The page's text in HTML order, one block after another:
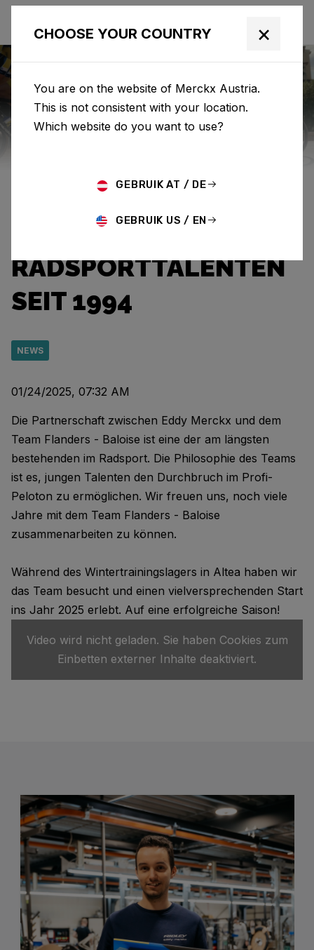
Category: News
FLANDERS BALOISE:
FÖRDERUNG VON
RADSPORTTALENTEN
SEIT 1994
NEWS
01/24/2025, 07:32 AM
Die Partnerschaft zwischen Eddy Merckx und dem
Team Flanders - Baloise ist eine der am längsten
bestehenden im Radsport. Die Philosophie des Teams
ist es, jungen Talenten den Durchbruch im Profi-
Peloton zu ermöglichen. Wir freuen uns, noch viele
Jahre mit dem Team Flanders - Baloise
zusammenarbeiten zu können.
Während des Wintertrainingslagers in Altea haben wir
das Team besucht und einen vielversprechenden Start
ins Jahr 2025 erlebt. Auf eine erfolgreiche Saison!
Video wird nicht geladen. Sie haben Cookies zum
Einbetten externer Inhalte deaktiviert.
CHOOSE YOUR COUNTRY ×
You are on the website of Merckx Austria.
This is not consistent with your location.
Which website do you want to use?
GEBRUIK AT / DE
GEBRUIK US / EN